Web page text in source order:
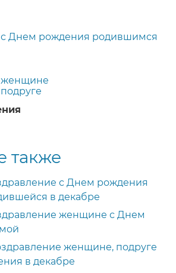
Днем рождения родившимся
женщине
также
с Днем рождения
в декабре
женщине с Днем
женщине, подруге
в декабре